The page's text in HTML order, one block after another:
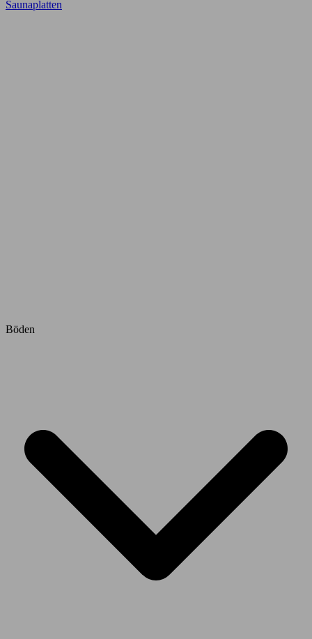
Saunaplatten
Böden